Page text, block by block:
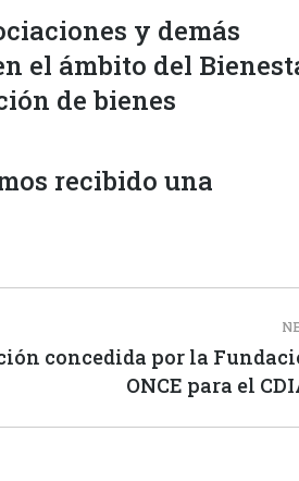
y demás
el ámbito del
de bienes
recibido una
concedida por la
ONCE para el